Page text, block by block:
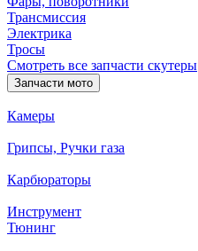
Трансмиссия
Электрика
Тросы
Смотреть все запчасти скутеры
Запчасти мото
Камеры
Грипсы, Ручки газа
Карбюраторы
Инструмент
Тюнинг